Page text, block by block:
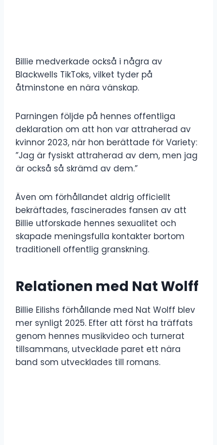
Billie medverkade också i några av
Blackwells TikToks, vilket tyder på
åtminstone en nära vänskap.
Parningen följde på hennes offentliga
deklaration om att hon var attraherad av
kvinnor 2023, när hon berättade för Variety:
”Jag är fysiskt attraherad av dem, men jag
är också så skrämd av dem.”
Även om förhållandet aldrig officiellt
bekräftades, fascinerades fansen av att
Billie utforskade hennes sexualitet och
skapade meningsfulla kontakter bortom
traditionell offentlig granskning.
Relationen med Nat Wolff
Billie Eilishs förhållande med Nat Wolff blev
mer synligt 2025. Efter att först ha träffats
genom hennes musikvideo och turnerat
tillsammans, utvecklade paret ett nära
band som utvecklades till romans.